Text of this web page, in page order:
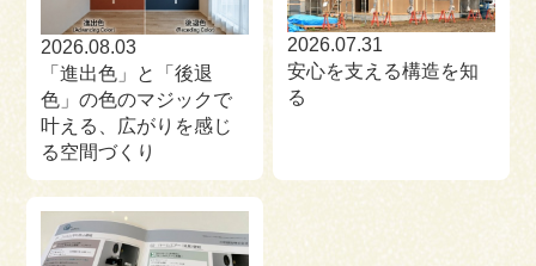
2026.08.03
「進出色」と「後退
色」の色のマジックで
叶える、広がりを感じ
る空間づくり
2026.07.31
安心を支える構造を知
る